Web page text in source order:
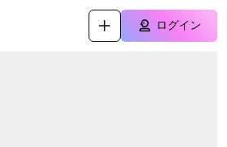
ログイン